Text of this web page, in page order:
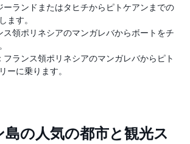
ーランドまたはタヒチからピトケアンまでの
ます。
ス領ポリネシアのマンガレバからボートをチ
フランス領ポリネシアのマンガレバからピト
ーに乗ります。
島の人気の都市と観光ス